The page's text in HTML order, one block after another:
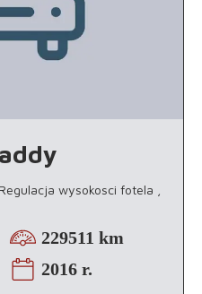
wysokosci fotela ,
229511 km
2016 r.